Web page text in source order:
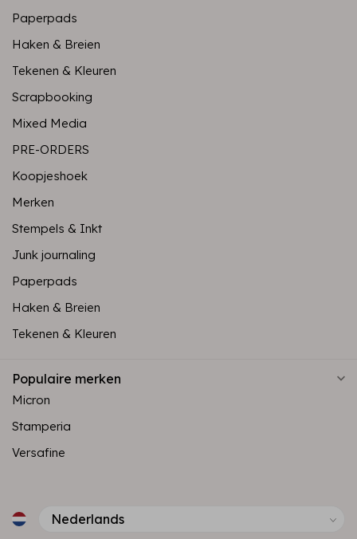
Paperpads
Haken & Breien
Tekenen & Kleuren
Scrapbooking
Mixed Media
PRE-ORDERS
Koopjeshoek
Merken
Stempels & Inkt
Junk journaling
Paperpads
Haken & Breien
Tekenen & Kleuren
Populaire merken
Micron
Stamperia
Versafine